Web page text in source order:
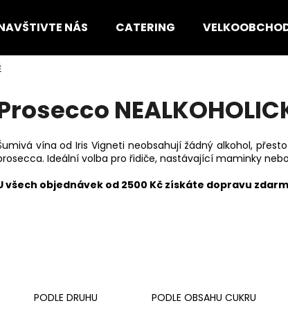
NÁS CATERING
vína od Iris Vigneti neobsahují žádný alkohol,
Ideální volba pro řidiče, nastávající maminky
všech objednávek od 2500 Kč získáte dopravu
PODLE DRUHU PODLE OBSAHU CUKRU
Doporučujeme